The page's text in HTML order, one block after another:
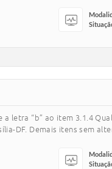
letra “b” ao item 3.1.4
DF. Demais itens sem